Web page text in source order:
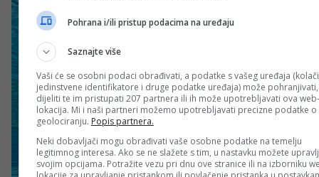
Pohrana i/ili pristup podacima na uređaju
Saznajte više
Vaši će se osobni podaci obrađivati, a podatke s vašeg uređaja
jedinstvene identifikatore i druge podatke uređaja) može pohranjivati,
dijeliti te im pristupati 207 partnera ili ih može upotrebljavati ova web-
lokacija. Mi i naši partneri možemo upotrebljavati precizne podatke o
geolociranju. Popis partnera.
Neki dobavljači mogu obrađivati vaše osobne podatke na temelju
legitimnog interesa. Ako se ne slažete s tim, u nastavku možete
svojim opcijama. Potražite vezu pri dnu ove stranice ili na izborniku